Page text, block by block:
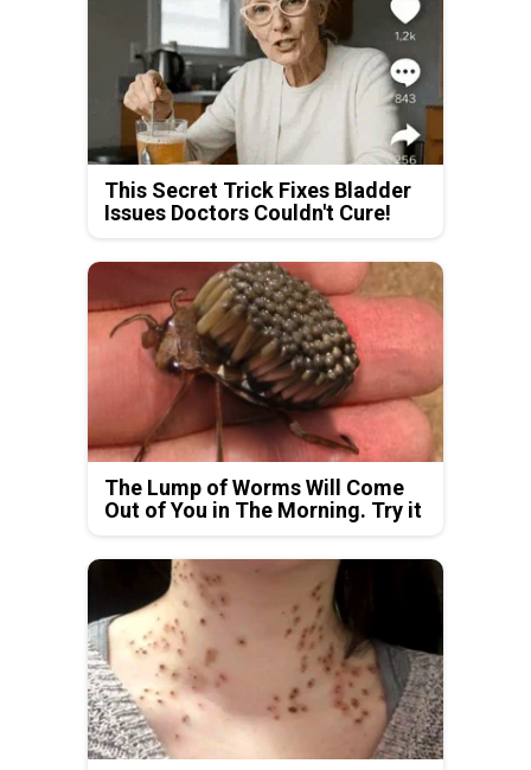
This Secret Trick Fixes Bladder
Issues Doctors Couldn't Cure!
The Lump of Worms Will Come
Out of You in The Morning. Try it